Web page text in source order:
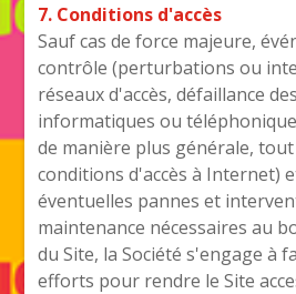
7. Conditions d'accès
Sauf cas de force majeure,
contrôle (perturbations ou
réseaux d'accès, défaillance
informatiques ou
de manière plus générale,
conditions d'accès à Internet)
éventuelles pannes et
maintenance nécessaires au
du Site, la Société s'engage à
efforts pour rendre le Site